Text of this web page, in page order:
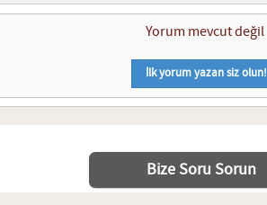
Yorum mevcut değil
İlk yorum yazan siz olun!
Bize Soru Sorun